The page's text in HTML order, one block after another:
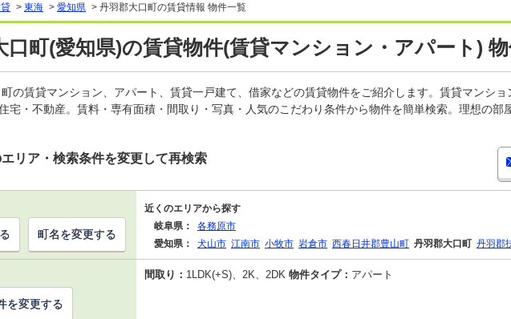
> 東海 > 愛知県 > 丹羽郡大口町の賃貸情報 物件一覧
口町(愛知県)の賃貸物件(賃貸マンション・アパート)
の賃貸マンション、アパート、賃貸一戸建て、借家などの賃貸物件をご紹介します。賃貸マンシ
宅・不動産。賃料・専有面積・間取り・写真・人気のこだわり条件から物件を簡単検索。理想の部
リア・検索条件を変更して再検索
近くのエリアから探す
岐阜県：
各務原市
愛知県：
犬山市 江南市 小牧市 岩倉市 西春日井郡豊山町 丹羽郡大口町 丹羽郡
町名を変更する
間取り： 1LDK(+S)、2K、2DK 物件タイプ： アパート
を変更する